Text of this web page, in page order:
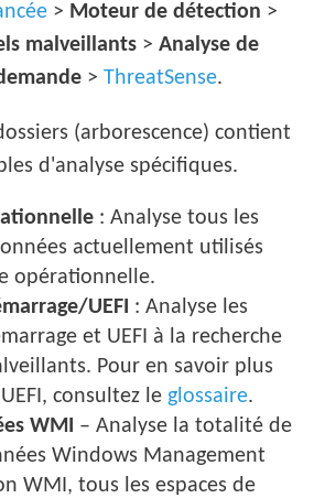
> Moteur de détection >
malveillants >Analyse de
>ThreatSense.
(arborescence) contient
d'analyse spécifiques.
: Analyse tous les
actuellement utilisés
opérationnelle.
UEFI : Analyse les
et UEFI à la recherche
Pour en savoir plus
consultez le glossaire.
WMI
– Analyse la totalité de
Windows Management
WMI, tous les espaces de